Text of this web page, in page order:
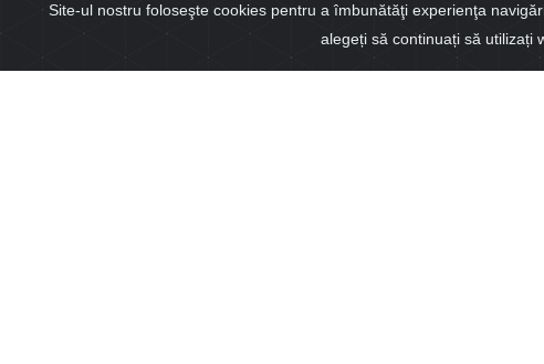
(+40) 0751775754
Site-ul nostru foloseşte cookies pentru a îmbunătăţi experienţa
alegeți să continuați să utilizați